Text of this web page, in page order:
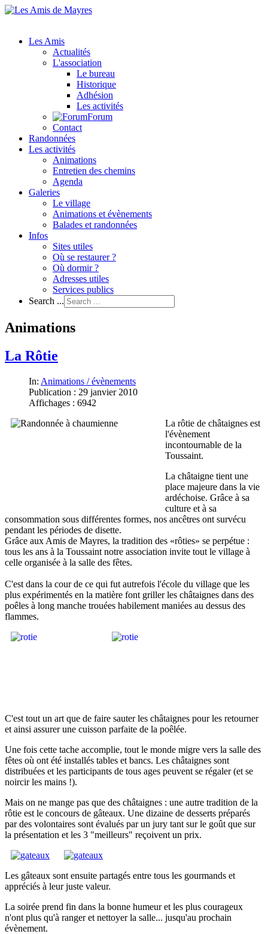
Les Amis
Actualités
L'association
Le bureau
Historique
Adhésion
Les activités
Forum
Contact
Randonnées
Les activités
Animations
Entretien des chemins
Agenda
Galeries
Le village
Animations et évènements
Balades et randonnées
Infos
Sites utiles
Où se restaurer ?
Où dormir ?
Adresses utiles
Services publics
Search ...
Animations
La Rôtie
In: Animations / évènements
Publication : 29 janvier 2010
Affichages : 6942
La rôtie de châtaignes est
l'évènement
incontournable de la
Toussaint.
La châtaigne tient une
place majeure dans la vie
ardéchoise. Grâce à sa
culture et à sa
consommation sous différentes formes, nos ancêtres ont survécu
pendant les périodes de disette.
Grâce aux Amis de Mayres, la tradition des «rôties» se perpétue :
tous les ans à la Toussaint notre association invite tout le village à
celle organisée à la salle des fêtes.
C'est dans la cour de ce qui fut autrefois l'école du village que les
plus expérimentés en la matière font griller les châtaignes dans des
poêles à long manche trouées habilement maniées au dessus des
flammes.
C'est tout un art que de faire sauter les châtaignes pour les retourner
et ainsi assurer une cuisson parfaite de la poêlée.
Une fois cette tache accomplie, tout le monde migre vers la salle des
fêtes où ont été installés tables et bancs. Les châtaignes sont
distribuées et les participants de tous ages peuvent se régaler (et se
noircir les mains !).
Mais on ne mange pas que des châtaignes : une autre tradition de la
rôtie est le concours de gâteaux. Une dizaine de desserts préparés
par des volontaires sont évalués par un jury tant sur le goût que sur
la présentation et les 3 "meilleurs" reçoivent un prix.
Les gâteaux sont ensuite partagés entre tous les gourmands et
appréciés à leur juste valeur.
La soirée prend fin dans la bonne humeur et les plus courageux
n'ont plus qu'à ranger et nettoyer la salle... jusqu'au prochain
évènement.